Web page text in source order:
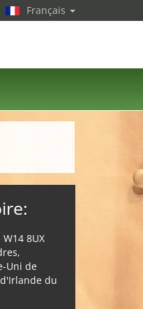
8UX
Uni de
du
Français